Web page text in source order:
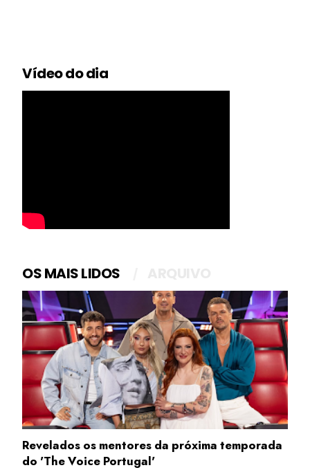
Vídeo do dia
OS MAIS LIDOS
Revelados os mentores da próxima temporada
do 'The Voice Portugal'